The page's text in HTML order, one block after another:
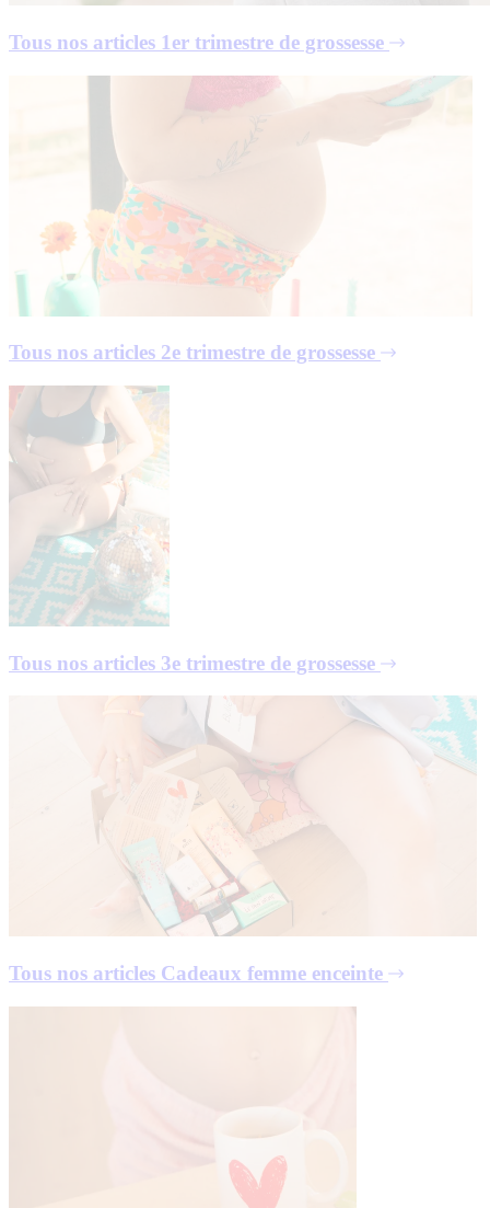
Tous nos articles 1er trimestre de grossesse
Tous nos articles 2e trimestre de grossesse
Tous nos articles 3e trimestre de grossesse
Tous nos articles Cadeaux femme enceinte